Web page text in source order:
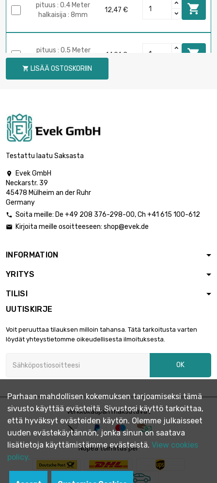
pituus : 0.4 Meter
halkaisija : 8mm
12,47 € 
pituus : 0.5 Meter
halkaisija : 8mm
14,91 € 
pituus : 0.02 Meter
halkaisija : 10mm
pituus : 0.05 Meter
halkaisija : 10mm
11,45 € 
pituus : 0.3 Meter
pituus : 0.4 Meter
halkaisija : 10mm
19,49 € 
halkaisija : 10mm
23,31 €
 LISÄÄ OSTOSKORIIN
Testattu laatu Saksasta

Evek GmbH
Neckarstr. 39
45478 Mülheim an der Ruhr
Germany
 Soita meille: De +49 208 376-298-00, Ch +41 615 100-612
 Kirjoita meille osoitteeseen: shop@evek.de
INFORMATION
YRITYS
TILISI
UUTISKIRJE
Voit peruuttaa tilauksen milloin tahansa. Tätä tarkoitusta varten
löydät yhteystietomme oikeudellisesta ilmoituksesta.
OK
Verkkokaupan maksutavat
Nopea toimitus per
Parhaan mahdollisen kokemuksen tarjoamiseksi tämä
sivusto käyttää evästeitä. Sivustosi käyttö tarkoittaa,
että hyväksyt evästeiden käytön. Olemme julkaisseet
uuden evästekäytännön, jonka sinun on saatava
lisätietoja käyttämistämme evästeistä. View cookies
policy.